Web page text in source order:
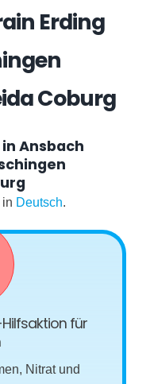
Erding
Coburg
Ansbach
in Deutsch.
für
Nitrat und